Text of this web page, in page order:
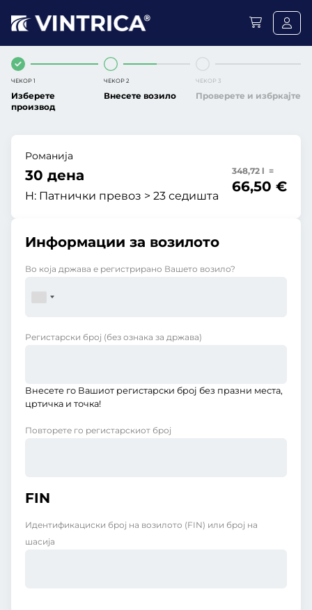
ЧЕКОР 1
Изберете
производ
ЧЕКОР 2
Внесете возило
ЧЕКОР 3
Проверете и избркајте
Романија
30 дена
H: Патнички превоз > 23 седишта
348,72 l =
66,50 €
Информации за возилото
Во која држава е регистрирано Вашето возило?
Регистарски број (без ознака за држава)
Внесете го Вашиот регистарски број без празни места,
цртичка и точка!
Повторете го регистарскиот број
FIN
Идентификациски број на возилото (FIN) или број на
шасија